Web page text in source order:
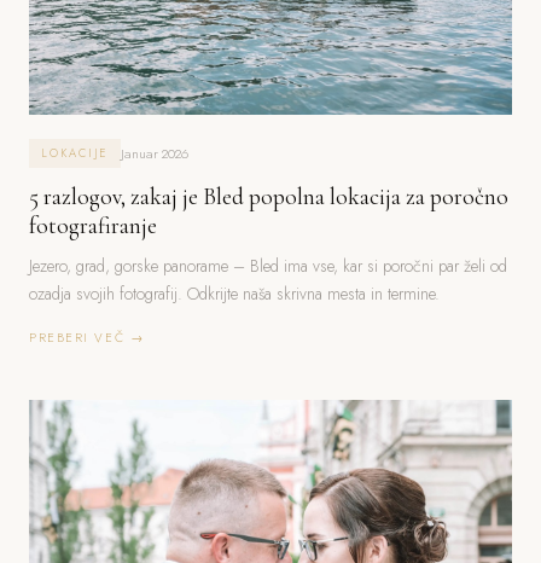
LOKACIJE Januar 2026
5 razlogov, zakaj je Bled popolna lokacija za poročno
fotografiranje
Jezero, grad, gorske panorame – Bled ima vse, kar si poročni par želi od
ozadja svojih fotografij. Odkrijte naša skrivna mesta in termine.
PREBERI VEČ →